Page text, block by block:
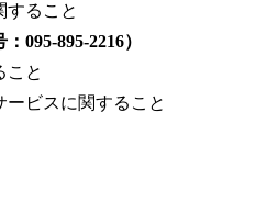
すること
095-895-2216）
こと
ービスに関すること